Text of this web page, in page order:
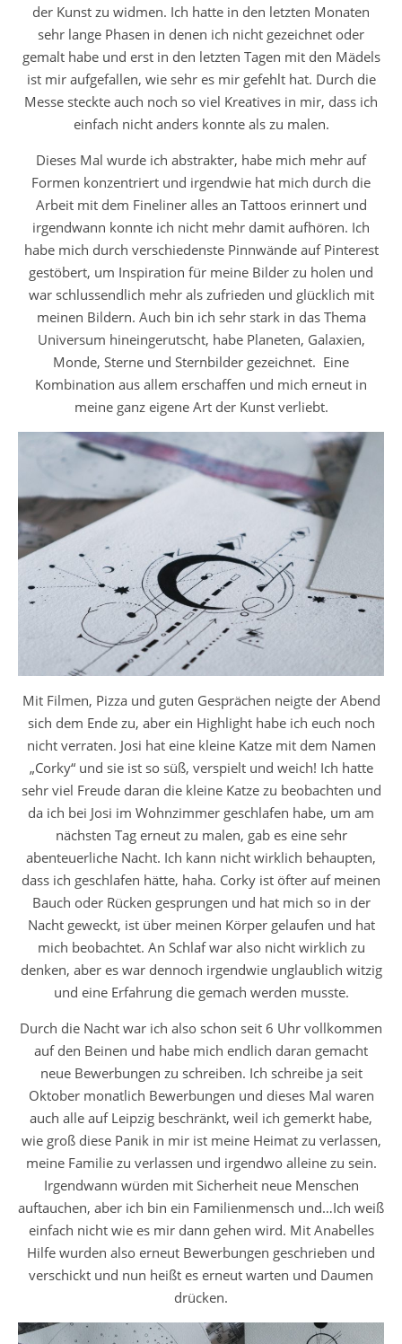
der Kunst zu widmen. Ich hatte in den letzten Monaten
sehr lange Phasen in denen ich nicht gezeichnet oder
gemalt habe und erst in den letzten Tagen mit den Mädels
ist mir aufgefallen, wie sehr es mir gefehlt hat. Durch die
Messe steckte auch noch so viel Kreatives in mir, dass ich
einfach nicht anders konnte als zu malen.
Dieses Mal wurde ich abstrakter, habe mich mehr auf
Formen konzentriert und irgendwie hat mich durch die
Arbeit mit dem Fineliner alles an Tattoos erinnert und
irgendwann konnte ich nicht mehr damit aufhören. Ich
habe mich durch verschiedenste Pinnwände auf Pinterest
gestöbert, um Inspiration für meine Bilder zu holen und
war schlussendlich mehr als zufrieden und glücklich mit
meinen Bildern. Auch bin ich sehr stark in das Thema
Universum hineingerutscht, habe Planeten, Galaxien,
Monde, Sterne und Sternbilder gezeichnet. Eine
Kombination aus allem erschaffen und mich erneut in
meine ganz eigene Art der Kunst verliebt.
Mit Filmen, Pizza und guten Gesprächen neigte der Abend
sich dem Ende zu, aber ein Highlight habe ich euch noch
nicht verraten. Josi hat eine kleine Katze mit dem Namen
„Corky“ und sie ist so süß, verspielt und weich! Ich hatte
sehr viel Freude daran die kleine Katze zu beobachten und
da ich bei Josi im Wohnzimmer geschlafen habe, um am
nächsten Tag erneut zu malen, gab es eine sehr
abenteuerliche Nacht. Ich kann nicht wirklich behaupten,
dass ich geschlafen hätte, haha. Corky ist öfter auf meinen
Bauch oder Rücken gesprungen und hat mich so in der
Nacht geweckt, ist über meinen Körper gelaufen und hat
mich beobachtet. An Schlaf war also nicht wirklich zu
denken, aber es war dennoch irgendwie unglaublich witzig
und eine Erfahrung die gemach werden musste.
Durch die Nacht war ich also schon seit 6 Uhr vollkommen
auf den Beinen und habe mich endlich daran gemacht
neue Bewerbungen zu schreiben. Ich schreibe ja seit
Oktober monatlich Bewerbungen und dieses Mal waren
auch alle auf Leipzig beschränkt, weil ich gemerkt habe,
wie groß diese Panik in mir ist meine Heimat zu verlassen,
meine Familie zu verlassen und irgendwo alleine zu sein.
Irgendwann würden mit Sicherheit neue Menschen
auftauchen, aber ich bin ein Familienmensch und…Ich weiß
einfach nicht wie es mir dann gehen wird. Mit Anabelles
Hilfe wurden also erneut Bewerbungen geschrieben und
verschickt und nun heißt es erneut warten und Daumen
drücken.